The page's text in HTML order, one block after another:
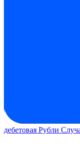
дебетовая Рубли